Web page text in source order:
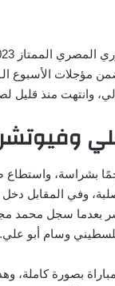
وانتهت منذ قليل
وفيوتشر
بشراسة،
وفي المقابل دخل
بعدما سجل محمد
وسام أبو علي.
بصورة